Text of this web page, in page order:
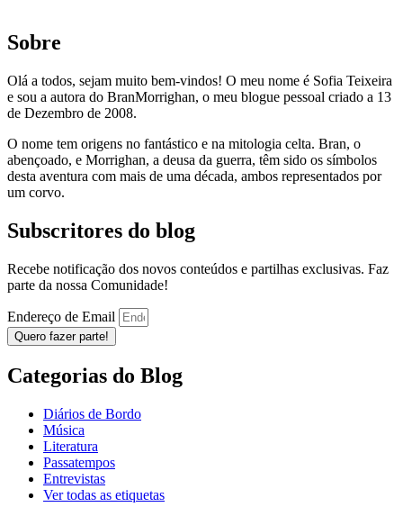
Sobre
Olá a todos, sejam muito bem-vindos! O meu nome é Sofia Teixeira
e sou a autora do BranMorrighan, o meu blogue pessoal criado a 13
de Dezembro de 2008.
O nome tem origens no fantástico e na mitologia celta. Bran, o
abençoado, e Morrighan, a deusa da guerra, têm sido os símbolos
desta aventura com mais de uma década, ambos representados por
um corvo.
Subscritores do blog
Recebe notificação dos novos conteúdos e partilhas exclusivas. Faz
parte da nossa Comunidade!
Endereço de Email
Quero fazer parte!
Categorias do Blog
Diários de Bordo
Música
Literatura
Passatempos
Entrevistas
Ver todas as etiquetas